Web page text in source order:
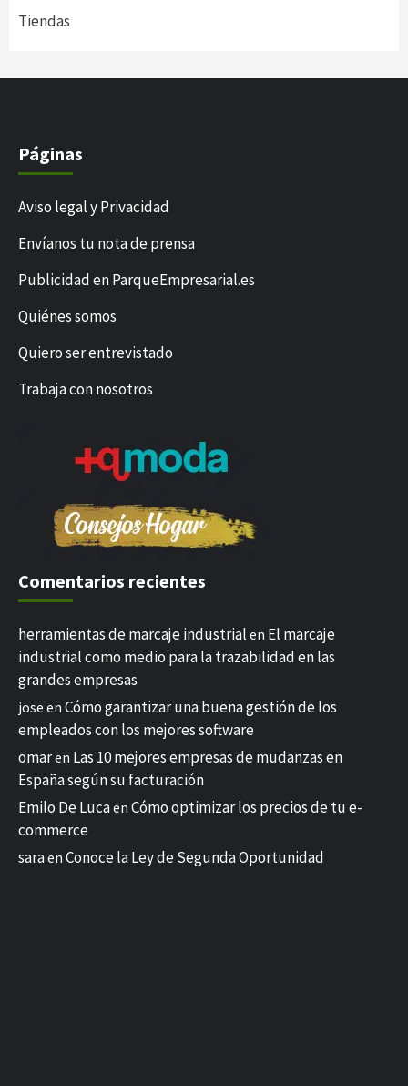
Tiendas
Páginas
Aviso legal y Privacidad
Envíanos tu nota de prensa
Publicidad en ParqueEmpresarial.es
Quiénes somos
Quiero ser entrevistado
Trabaja con nosotros
Comentarios recientes
herramientas de marcaje industrial en El marcaje
industrial como medio para la trazabilidad en las
grandes empresas
jose en Cómo garantizar una buena gestión de los
empleados con los mejores software
omaren Las 10 mejores empresas de mudanzas en
España según su facturación
Emilo De Lucaen Cómo optimizar los precios de tu e-
commerce
saraen Conoce la Ley de Segunda Oportunidad